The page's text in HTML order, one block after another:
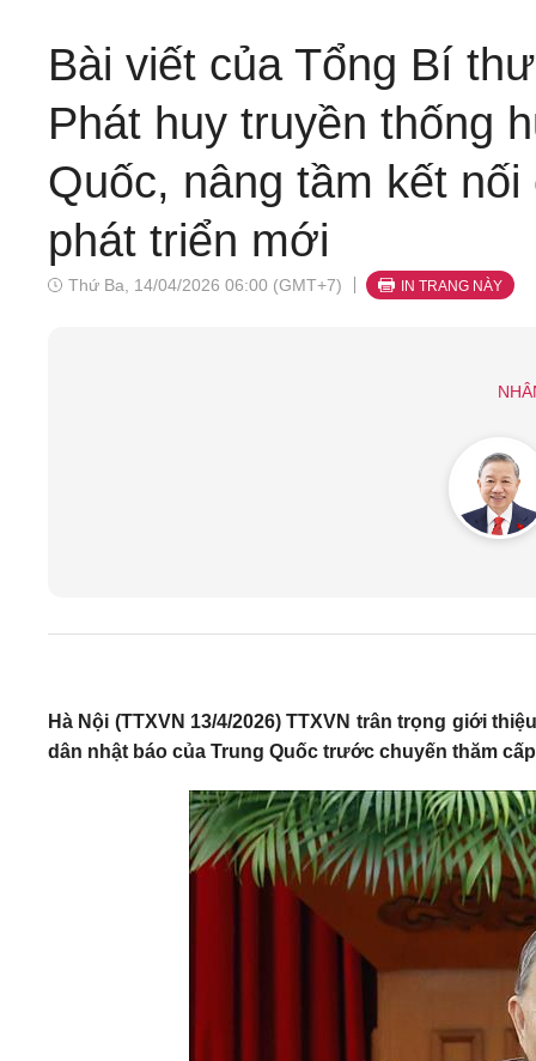
Bài viết của Tổng Bí
Phát huy truyền thống
Quốc, nâng tầm kết
phát triển mới
Thứ Ba, 14/04/2026 06:00 (GMT+7) IN TRANG NÀY
Hà Nội (TTXVN 13/4/2026) TTXVN trân trọng giới
dân nhật báo của Trung Quốc trước chuyến thăm